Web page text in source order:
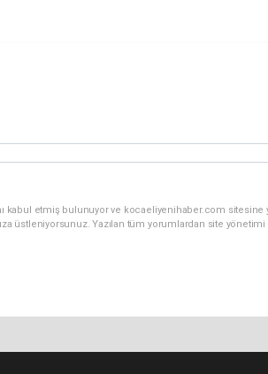
kabul etmiş bulunuyor ve kocaeliyenihaber.com sitesine
üstleniyorsunuz. Yazılan tüm yorumlardan site